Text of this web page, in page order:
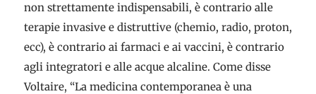
non strettamente indispensabili, è contrario alle
terapie invasive e distruttive (chemio, radio, proton,
ecc), è contrario ai farmaci e ai vaccini, è contrario
agli integratori e alle acque alcaline. Come disse
Voltaire, “La medicina contemporanea è una